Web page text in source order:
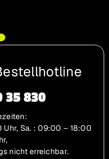
35 830
Sa. : 09:00 – 18:00
nicht erreichbar.